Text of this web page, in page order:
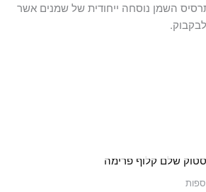
השמן נוסחה ייחודית של שמנים אשר